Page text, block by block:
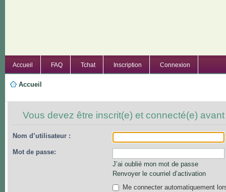
Accueil FAQ Tchat Inscription Connexion
Accueil
Vous devez être inscrit(e) et connecté(e)
Nom d’utilisateur :
Mot de passe:
J’ai oublié mon mot de passe
Renvoyer le courriel d’activation
Me connecter automatiquement